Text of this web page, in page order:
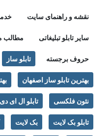
نقشه و راهنمای سایت
سایر تابلو تبلیغاتی مطالب
حروف برجسته تابلو ساز
بهترین تابلو ساز اصفهان
نئون فلکسی تابلو ال ای دی led
تابلو بک لایت بک لایت